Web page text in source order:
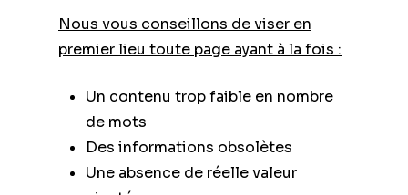
Nous vous conseillons de viser en
premier lieu toute page ayant à la fois :
Un contenu trop faible en nombre
de mots
Des informations obsolètes
Une absence de réelle valeur